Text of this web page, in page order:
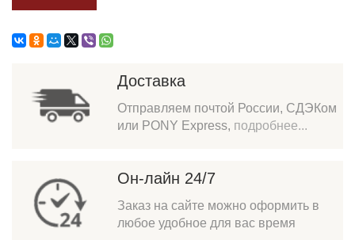
Доставка
Отправляем почтой России, СДЭКом
или PONY Express, подробнее...
Он-лайн 24/7
Заказ на сайте можно оформить в
любое удобное для вас время